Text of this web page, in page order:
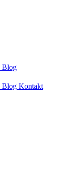
Blog
Blog Kontakt